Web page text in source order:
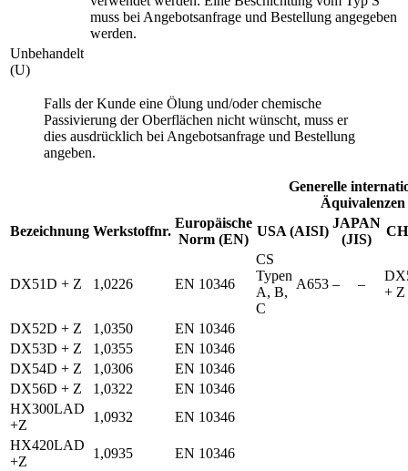
muss bei Angebotsanfrage und Bestellung angegeben
werden.
Unbehandelt
(U)
Falls der Kunde eine Ölung und/oder chemische
Passivierung der Oberflächen nicht wünscht, muss er
dies ausdrücklich bei Angebotsanfrage und Bestellung
angeben.
Generelle
Äquivalenzen
Bezeichnung Werkstoffnr.
Europäische
Norm (EN)
USA (AISI)
JAPAN
(JIS)
DX51D + Z 1,0226 EN 10346
CS
Typen
A, B,
C
A653 – –
+ Z
DX52D + Z 1,0350
EN 10346
DX53D + Z
1,0355
EN 10346
DX54D + Z
1,0306
EN 10346
DX56D + Z
1,0322
EN 10346
HX300LAD
+Z
1,0932
EN 10346
HX420LAD
+Z
1,0935 EN 10346